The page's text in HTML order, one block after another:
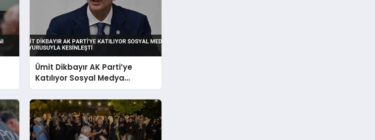
Ümit Dikbayır AK Parti’ye
Katılıyor Sosyal Medya
Duyurusuyla Kesinleşti